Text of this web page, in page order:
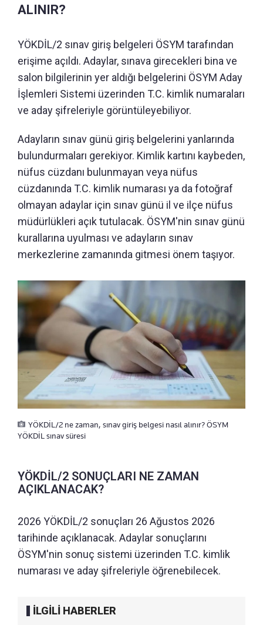
ALINIR?
YÖKDİL/2 sınav giriş belgeleri ÖSYM tarafından
erişime açıldı. Adaylar, sınava girecekleri bina ve
salon bilgilerinin yer aldığı belgelerini ÖSYM Aday
İşlemleri Sistemi üzerinden T.C. kimlik numaraları
ve aday şifreleriyle görüntüleyebiliyor.
Adayların sınav günü giriş belgelerini yanlarında
bulundurmaları gerekiyor. Kimlik kartını kaybeden,
nüfus cüzdanı bulunmayan veya nüfus
cüzdanında T.C. kimlik numarası ya da fotoğraf
olmayan adaylar için sınav günü il ve ilçe nüfus
müdürlükleri açık tutulacak. ÖSYM'nin sınav günü
kurallarına uyulması ve adayların sınav
merkezlerine zamanında gitmesi önem taşıyor.
YÖKDİL/2 ne zaman, sınav giriş belgesi nasıl alınır? ÖSYM
YÖKDİL sınav süresi
YÖKDİL/2 SONUÇLARI NE ZAMAN
AÇIKLANACAK?
2026 YÖKDİL/2 sonuçları 26 Ağustos 2026
tarihinde açıklanacak. Adaylar sonuçlarını
ÖSYM'nin sonuç sistemi üzerinden T.C. kimlik
numarası ve aday şifreleriyle öğrenebilecek.
İLGİLİ HABERLER